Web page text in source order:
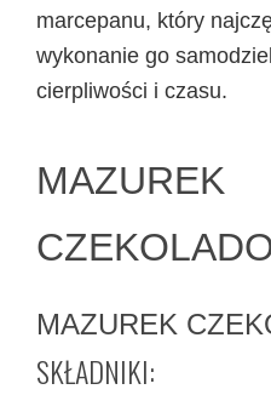
marcepanu, który
wykonanie go
cierpliwości i czasu.
MAZUREK
MAZUREK
SKŁADNIKI: